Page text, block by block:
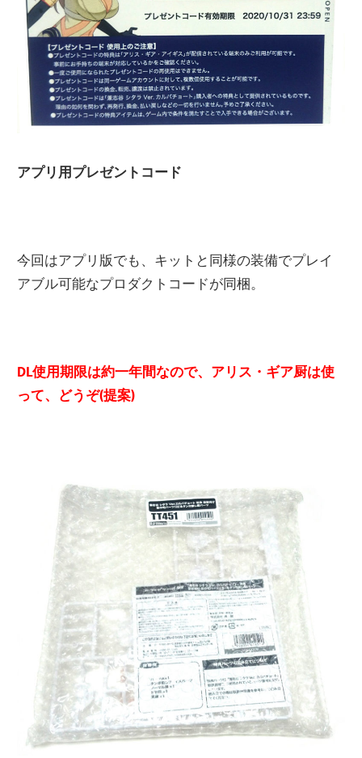
アプリ用プレゼントコード
今回はアプリ版でも、キットと同様の装備でプレイ
アブル可能なプロダクトコードが同梱。
DL使用期限は約一年間なので、アリス・ギア厨は使
って、どうぞ(提案)